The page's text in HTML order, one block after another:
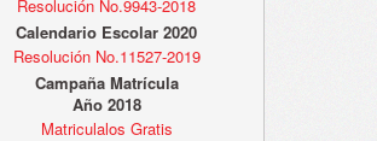
Resolución No.9943-2018
Calendario Escolar 2020
Resolución No.11527-2019
Campaña Matrícula
Año 2018
Matriculalos Gratis